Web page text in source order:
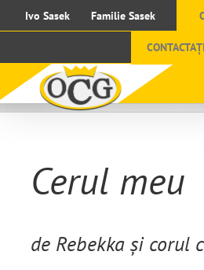
to
Ivo Sasek Familie Sasek
CONTACTAȚI
Cerul meu
de Rebekka și corul